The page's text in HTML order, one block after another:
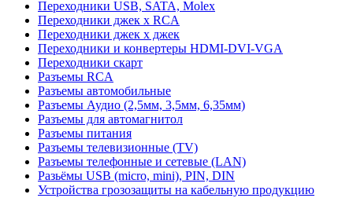
Переходники USB, SATA, Molex
Переходники джек х RCA
Переходники джек х джек
Переходники и конвертеры HDMI-DVI-VGA
Переходники скарт
Разъемы RCA
Разъемы автомобильные
Разъемы Аудио (2,5мм, 3,5мм, 6,35мм)
Разъемы для автомагнитол
Разъемы питания
Разъемы телевизионные (TV)
Разъемы телефонные и сетевые (LAN)
Разьёмы USB (micro, mini), PIN, DIN
Устройства грозозащиты на кабельную продукцию